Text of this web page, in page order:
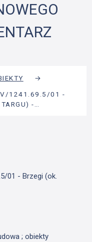
→
1241.69.5/01 -
-…
01 - Brzegi (ok.
; obiekty